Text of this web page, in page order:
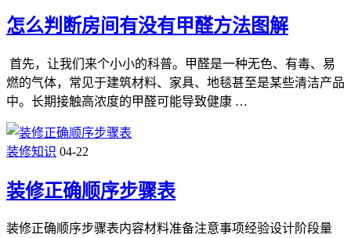
怎么判断房间有没有甲醛方法图解
首先，让我们来个小小的科普。甲醛是一种无色、有毒、易
燃的气体，常见于建筑材料、家具、地毯甚至是某些清洁产品
中。长期接触高浓度的甲醛可能导致健康 …
装修知识 04-22
装修正确顺序步骤表
装修正确顺序步骤表内容材料准备注意事项经验设计阶段量